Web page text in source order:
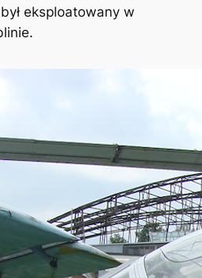
eksploatowany w